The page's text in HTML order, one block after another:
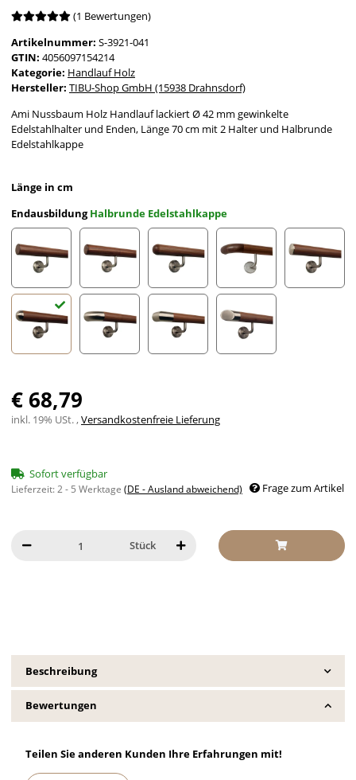
(1 Bewertungen)
Artikelnummer: S-3921-041
GTIN: 4056097154214
Kategorie: Handlauf Holz
Hersteller: TIBU-Shop GmbH (15938 Drahnsdorf)
Ami Nussbaum Holz Handlauf lackiert Ø 42 mm gewinkelte
Edelstahlhalter und Enden, Länge 70 cm mit 2 Halter und Halbrunde
Edelstahlkappe
Länge in cm
EndausbildungHalbrunde Edelstahlkappe
gefast Radius gefrästHalbkugel gefrästHolzkrümmling
€ 68,79
inkl. 19% USt. ,Versandkostenfreie Lieferung
Sofort verfügbar
Lieferzeit:2 - 5 Werktage (DE - Ausland abweichend) Frage zum Artikel
Stück
Beschreibung
Bewertungen
Teilen Sie anderen Kunden Ihre Erfahrungen mit!